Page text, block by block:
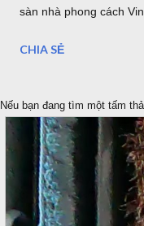
sàn nhà phong cách
chúng tôi là cung cấp
kiếm ý tưởng, đặt
đẹp nhất được bán
đảm thông qua,
chính thức của chúng
Mẫu Thảm Vintage
chuoj cận cảnh bề mặt
CHIA SẺ
Nếu bạn đang tìm một tấm